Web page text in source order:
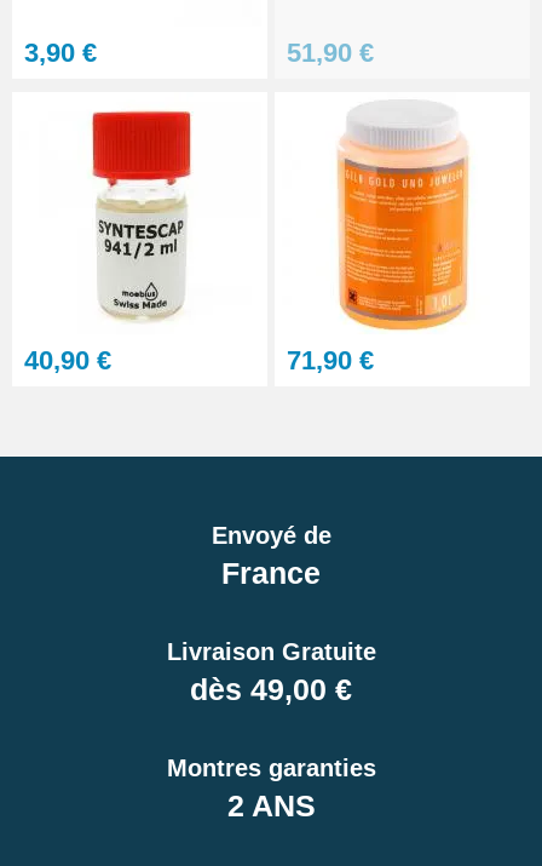
3,90 € 51,90 €
40,90 € 71,90 €
Envoyé de
France
Livraison Gratuite
dès 49,00 €
Montres garanties
2 ANS